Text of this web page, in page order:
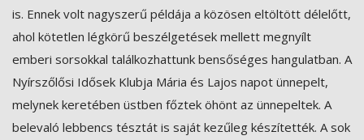
is. Ennek volt nagyszerű példája a közösen eltöltött délelőtt,
ahol kötetlen légkörű beszélgetések mellett megnyílt
emberi sorsokkal találkozhattunk bensőséges hangulatban. A
Nyírszőlősi Idősek Klubja Mária és Lajos napot ünnepelt,
melynek keretében üstben főztek öhönt az ünnepeltek. A
belevaló lebbencs tésztát is saját kezűleg készítették. A sok